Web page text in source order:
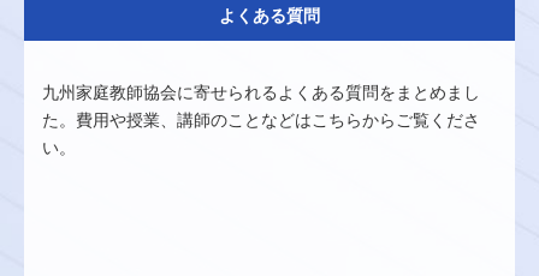
よくある質問
九州家庭教師協会に寄せられるよくある質問をまとめまし
た。費用や授業、講師のことなどはこちらからご覧くださ
い。